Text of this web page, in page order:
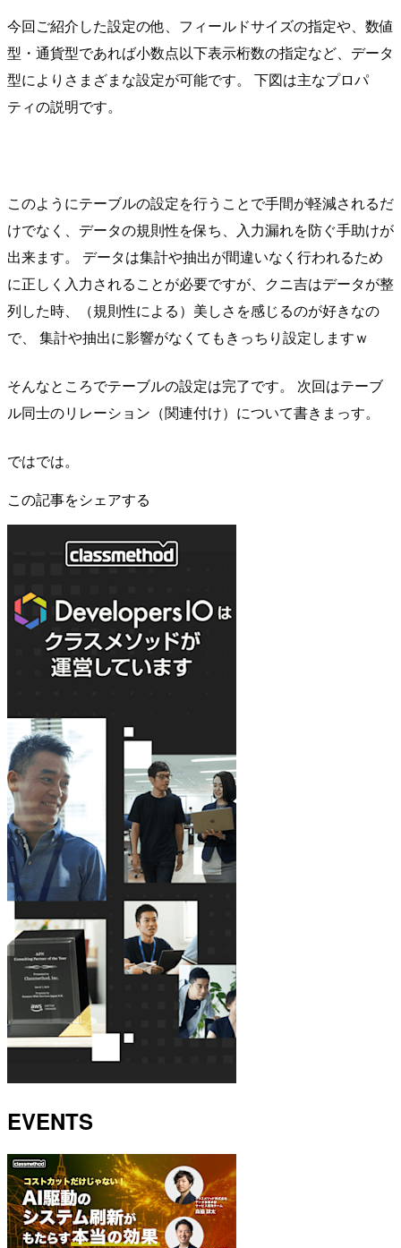
今回ご紹介した設定の他、フィールドサイズの指定や、数値
型・通貨型であれば小数点以下表示桁数の指定など、データ
型によりさまざまな設定が可能です。 下図は主なプロパ
ティの説明です。
このようにテーブルの設定を行うことで手間が軽減されるだ
けでなく、データの規則性を保ち、入力漏れを防ぐ手助けが
出来ます。 データは集計や抽出が間違いなく行われるため
に正しく入力されることが必要ですが、クニ吉はデータが整
列した時、（規則性による）美しさを感じるのが好きなの
で、 集計や抽出に影響がなくてもきっちり設定しますｗ
そんなところでテーブルの設定は完了です。 次回はテーブ
ル同士のリレーション（関連付け）について書きまっす。
ではでは。
この記事をシェアする
EVENTS